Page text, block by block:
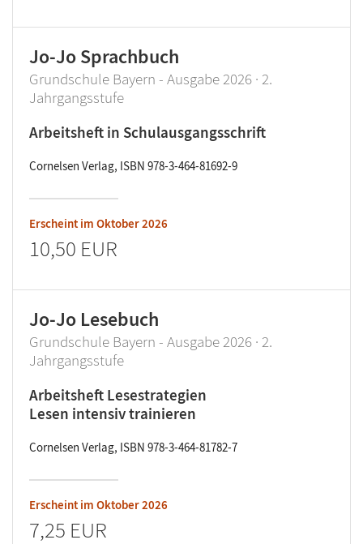
Jo-Jo Sprachbuch
Grundschule Bayern - Ausgabe 2026 · 2.
Jahrgangsstufe
Arbeitsheft in Schulausgangsschrift
Cornelsen Verlag, ISBN 978-3-464-81692-9
Erscheint im Oktober 2026
10,50 EUR
Jo-Jo Lesebuch
Grundschule Bayern - Ausgabe 2026 · 2.
Jahrgangsstufe
Arbeitsheft Lesestrategien
Lesen intensiv trainieren
Cornelsen Verlag, ISBN 978-3-464-81782-7
Erscheint im Oktober 2026
7,25 EUR